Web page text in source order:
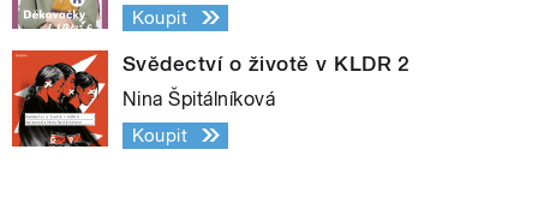
Koupit
Svědectví o životě v KLDR 2
Nina Špitálníková
Koupit